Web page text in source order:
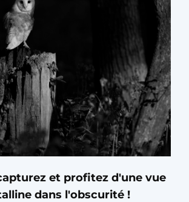
et profitez d'une vue
dans l'obscurité !